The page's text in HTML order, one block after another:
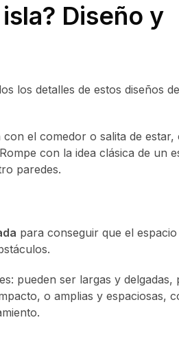
Diseño y
los detalles de estos diseños
el comedor o salita de
con la idea clásica de un
paredes.
para conseguir que el
pueden ser largas y delgadas,
o amplias y espaciosas,